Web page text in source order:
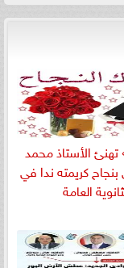
تهنئ الأستاذ محمد
كريمته ندا في
العامة